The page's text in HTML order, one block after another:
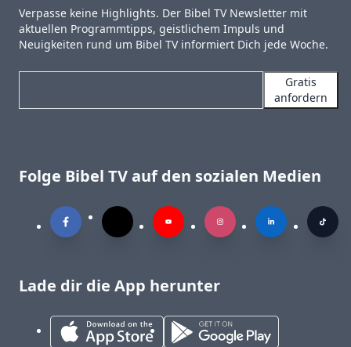
Verpasse keine Highlights. Der Bibel TV Newsletter mit
aktuellen Programmtipps, geistlichem Impuls und
Neuigkeiten rund um Bibel TV informiert Dich jede Woche.
Gratis
anfordern
Folge Bibel TV auf den sozialen Medien
Lade dir die App herunter